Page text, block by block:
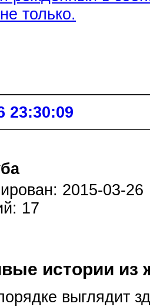
только.
23:30:09
2015-03-26
17
истории из
выглядит